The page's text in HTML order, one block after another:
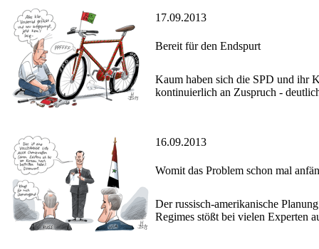
17.09.2013
Bereit für den Endspurt
Kaum haben sich die SPD und ihr
kontinuierlich an Zuspruch -
16.09.2013
Womit das Problem schon mal
Der russisch-amerikanische
Regimes stößt bei vielen Experten